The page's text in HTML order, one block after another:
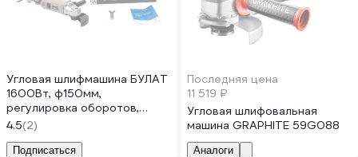
Угловая шлифмашина БУЛАТ
1600Вт, ф150мм,
регулировка оборотов,
3000-11000об/мин УШМ
1600/150
4.5(2)
Подписаться
Последняя цена
11 519 ₽
Угловая шлифовальная
машина GRAPHITE 59G088
Аналоги